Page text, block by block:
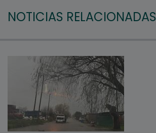
NOTICIAS RELACIONADAS